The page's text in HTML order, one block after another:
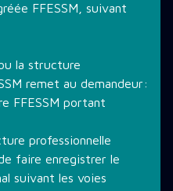
FFESSM, suivant
la structure
remet au demandeur:
FFESSM portant
professionnelle
faire enregistrer le
suivant les voies